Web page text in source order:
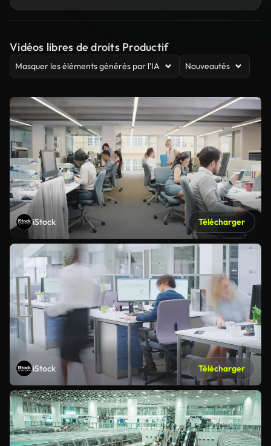
Vidéos libres de droits Productif
Masquer les éléments générés par l’IA Nouveautés
iStock Télécharger
iStock Télécharger